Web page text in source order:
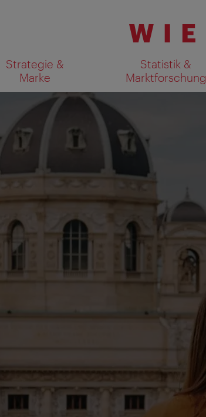
Strategie &
Marke
Statistik &
Marktforschung